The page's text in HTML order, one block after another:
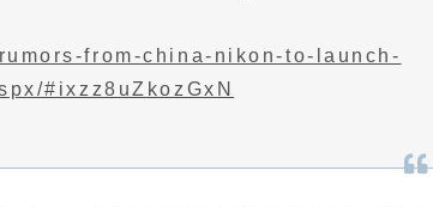
from-china-nikon-to-launch-
#ixzz8uZkozGxN